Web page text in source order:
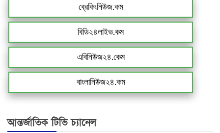
ব্রেকিংনিউজ.কম
বিডি২৪লাইভ.কম
এবিনিউজ২৪.কেম
বাংলানিউজ২৪.কম
আন্তর্জাতিক টিভি চ্যানেল